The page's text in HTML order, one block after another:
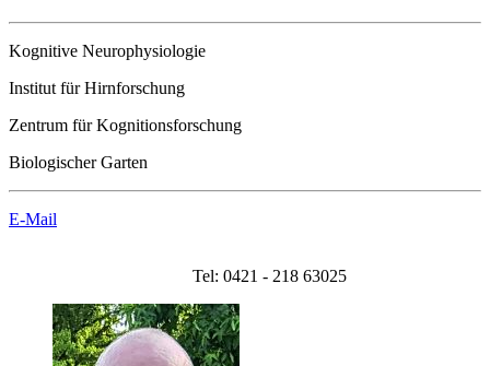
Kognitive Neurophysiologie
Institut für Hirnforschung
Zentrum für Kognitionsforschung
Biologischer Garten
E-Mail
Tel: 0421 - 218 63025